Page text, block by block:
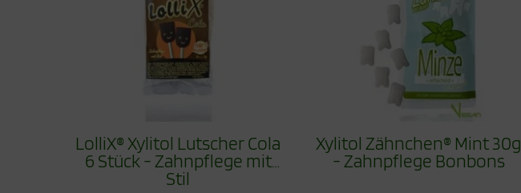
LolliX® Xylitol Lutscher Cola
6 Stück - Zahnpflege mit
Stil
Xylitol Zähnchen® Mint 30g
- Zahnpflege Bonbons